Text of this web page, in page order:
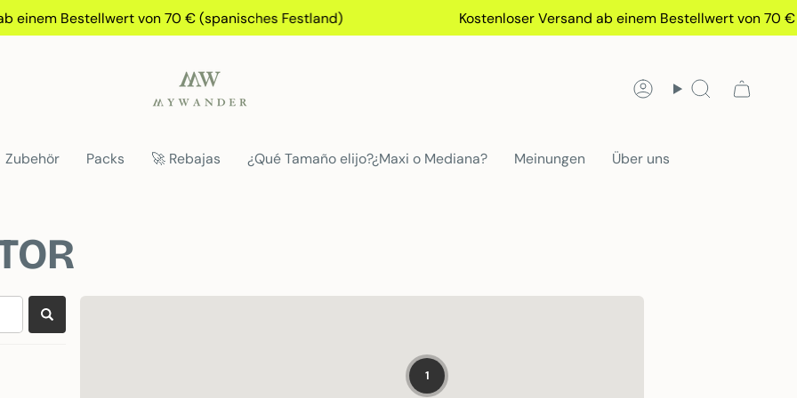
einem Bestellwert von 70 € (spanisches Festland) Kostenloser Versand ab einem Bestellwert von 70 €
KontoSuchen
Zubehör Packs 🚀 Rebajas ¿Qué Tamaño elijo?¿Maxi o Mediana? Meinungen Über uns